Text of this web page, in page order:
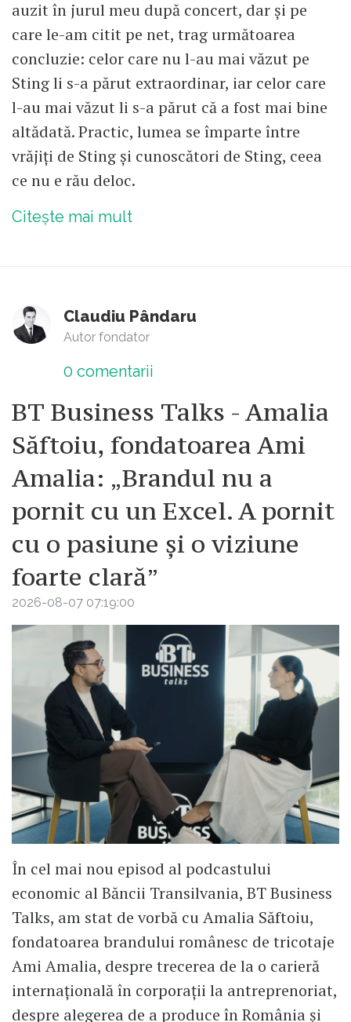
auzit în jurul meu după concert, dar și pe
care le-am citit pe net, trag următoarea
concluzie: celor care nu l-au mai văzut pe
Sting li s-a părut extraordinar, iar celor care
l-au mai văzut li s-a părut că a fost mai bine
altădată. Practic, lumea se împarte între
vrăjiți de Sting și cunoscători de Sting, ceea
ce nu e rău deloc.
Citește mai mult
Claudiu Pândaru
Autor fondator
0 comentarii
BT Business Talks - Amalia
Săftoiu, fondatoarea Ami
Amalia: „Brandul nu a
pornit cu un Excel. A pornit
cu o pasiune și o viziune
foarte clară”
2026-08-07 07:19:00
În cel mai nou episod al podcastului
economic al Băncii Transilvania, BT Business
Talks, am stat de vorbă cu Amalia Săftoiu,
fondatoarea brandului românesc de tricotaje
Ami Amalia, despre trecerea de la o carieră
internațională în corporații la antreprenoriat,
despre alegerea de a produce în România și